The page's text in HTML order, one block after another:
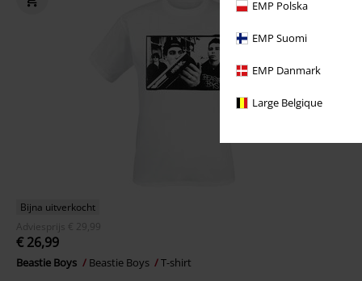
EMP Polska
EMP Suomi
EMP Danmark
Large Belgique
Bijna uitverkocht
Adviesprijs
€ 29,99
€ 26,99
Beastie Boys Beastie Boys T-shirt